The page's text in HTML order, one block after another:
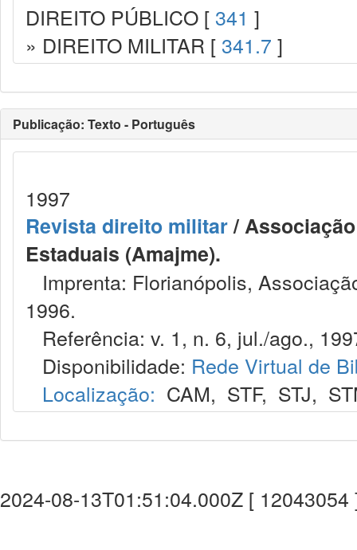
DIREITO PÚBLICO [ 341 ]
» DIREITO MILITAR [ 341.7 ]
Publicação: Texto - Português
1997
Revista direito militar/
Estaduais (Amajme).
Imprenta: Florianópolis,
1996.
Referência: v. 1, n. 6, jul./ago.,
Disponibilidade: Rede Virtual de
Localização: CAM, STF, STJ,
2024-08-13T01:51:04.000Z [ 12043054